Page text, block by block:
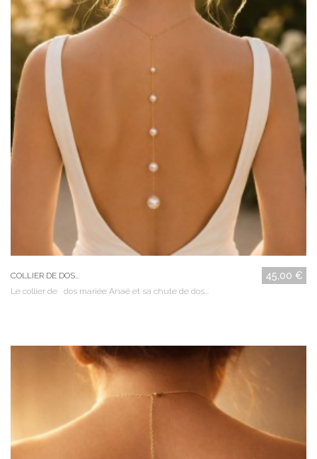
COLLIER DE DOS... 45,00 €
Le collier de dos mariée Anaé et sa chute de dos...